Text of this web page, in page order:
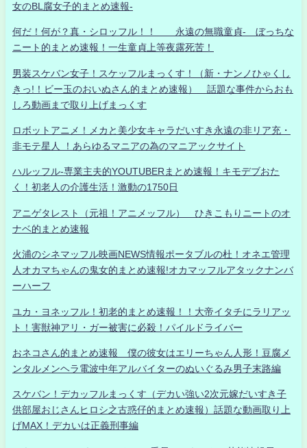
女のBL腐女子的まとめ速報-
何だ！何が？真・シロッフル！！ 永遠の無職童貞- ぼっちな
ニート的まとめ速報！一生童貞上等夜露死苦！
男装スケバン女子！スケッフルまっくす！（新・ナンノひゃくし
きっ!！ビー玉のおいぬさん的まとめ速報） 話題な事件からおも
しろ動画まで取り上げまっくす
ロボットアニメ！メカと美少女キャラだいすき永遠の非リア充・
非モテ星人 ！あらゆるマニアの為のマニアックサイト
ハルッフル-専業主夫的YOUTUBERまとめ速報！キモデブおた
く！初老人の介護生活！激動の1750日
アニゲタレスト（元祖！アニメッフル） ひきこもりニートのオ
ナベ的まとめ速報
火浦のシネマッフル映画NEWS情報ポータブルの杜！オネエ管理
人オカマちゃんの鬼女的まとめ速報!オカマッフルアタックナンバ
ーハーフ
ユカ・ヨネッフル！初老的まとめ速報！！大帝イタチにラリアッ
ト！害獣神アリ・ガー被害に必殺！パイルドライバー
おネコさん的まとめ速報 僕の彼女はエリーちゃん人形！豆腐メ
ンタルメンヘラ電波中年アルバイターのぬいぐるみ男子末路編
スケバン！デカッフルまっくす（デカい強い2次元嫁だいすき子
供部屋おじさんヒロシ之古惑仔的まとめ速報）話題な動画取り上
げMAX！デカいは正義刑事編